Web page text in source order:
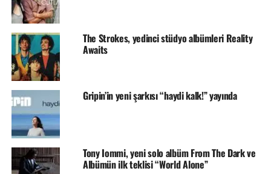
The Strokes, yedinci stüdyo albümleri Reality
Awaits
Gripin’in yeni şarkısı “haydi kalk!” yayında
Tony Iommi, yeni solo albüm From The Dark ve
Albümün ilk teklisi “World Alone”